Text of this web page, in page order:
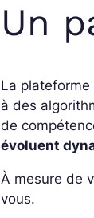
Un
La plateforme
à des
de
évoluent
À mesure de
vous.